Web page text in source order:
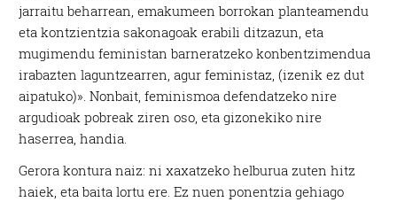
jarraitu beharrean, emakumeen borrokan planteamendu
eta kontzientzia sakonagoak erabili ditzazun, eta
mugimendu feministan barneratzeko konbentzimendua
irabazten laguntzearren, agur feministaz, (izenik ez dut
aipatuko)». Nonbait, feminismoa defendatzeko nire
argudioak pobreak ziren oso, eta gizonekiko nire
haserrea, handia.
Gerora kontura naiz: ni xaxatzeko helburua zuten hitz
haiek, eta baita lortu ere. Ez nuen ponentzia gehiago